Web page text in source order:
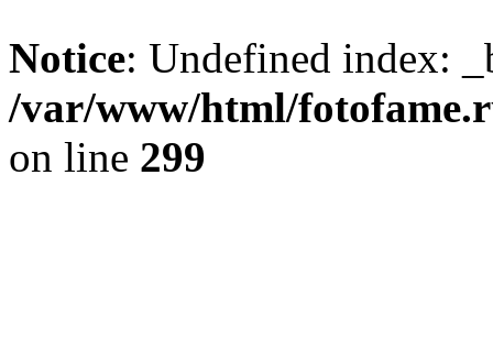
Notice: Undefined index:
/var/www/html/
on line 299